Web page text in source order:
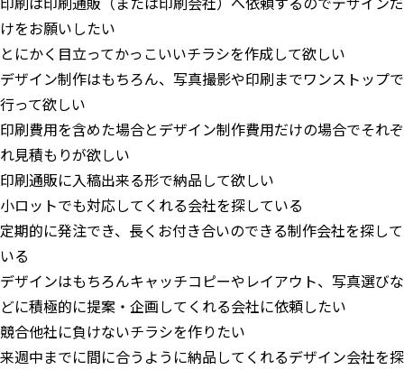
けをお願いしたい
とにかく目立ってかっこいいチラシを作成して欲しい
デザイン制作はもちろん、写真撮影や印刷までワンストップで
行って欲しい
印刷費用を含めた場合とデザイン制作費用だけの場合でそれぞ
れ見積もりが欲しい
印刷通販に入稿出来る形で納品して欲しい
小ロットでも対応してくれる会社を探している
定期的に発注でき、長くお付き合いのできる制作会社を探して
いる
デザインはもちろんキャッチコピーやレイアウト、写真選びな
どに積極的に提案・企画してくれる会社に依頼したい
競合他社に負けないチラシを作りたい
来週中までに間に合うように納品してくれるデザイン会社を探